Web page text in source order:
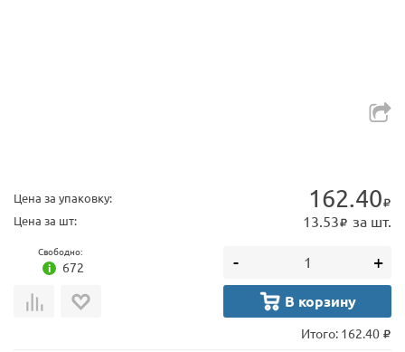
Цена за упаковку: 162.40
Цена за шт: 13.53 за шт.
Свободно:
672 - +
Итого: 162.40
В корзину